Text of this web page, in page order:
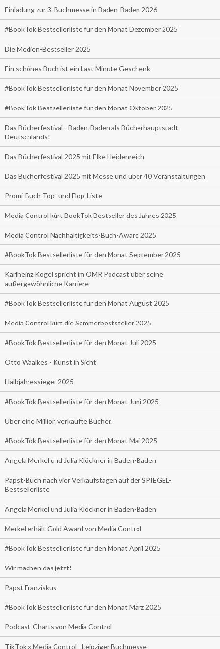
Einladung zur 3. Buchmesse in Baden-Baden 2026
#BookTok Bestsellerliste für den Monat Dezember 2025
Die Medien-Bestseller 2025
Ein schönes Buch ist ein Last Minute Geschenk
#BookTok Bestsellerliste für den Monat November 2025
#BookTok Bestsellerliste für den Monat Oktober 2025
Das Bücherfestival - Baden-Baden als Bücherhauptstadt
Deutschlands!
Das Bücherfestival 2025 mit Elke Heidenreich
Das Bücherfestival 2025 mit Messe und über 40 Veranstaltungen
Promi-Buch Top- und Flop-Liste
Media Control kürt BookTok Bestseller des Jahres 2025
Media Control Nachhaltigkeits-Buch-Award 2025
#BookTok Bestsellerliste für den Monat September 2025
Karlheinz Kögel spricht im OMR Podcast über seine
außergewöhnliche Karriere
#BookTok Bestsellerliste für den Monat August 2025
Media Control kürt die Sommerbeststeller 2025
#BookTok Bestsellerliste für den Monat Juli 2025
Otto Waalkes - Kunst in Sicht
Halbjahressieger 2025
#BookTok Bestsellerliste für den Monat Juni 2025
Über eine Million verkaufte Bücher.
#BookTok Bestsellerliste für den Monat Mai 2025
Angela Merkel und Julia Klöckner in Baden-Baden
Papst-Buch nach vier Verkaufstagen auf der SPIEGEL-
Bestsellerliste
Angela Merkel und Julia Klöckner in Baden-Baden
Merkel erhält Gold Award von Media Control
#BookTok Bestsellerliste für den Monat April 2025
Wir machen das jetzt!
Papst Franziskus
#BookTok Bestsellerliste für den Monat März 2025
Podcast-Charts von Media Control
TikTok x Media Control - Leipziger Buchmesse